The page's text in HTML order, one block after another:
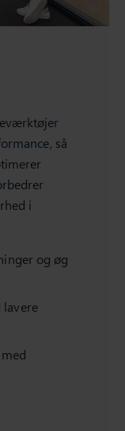
så
i
og øg
lavere